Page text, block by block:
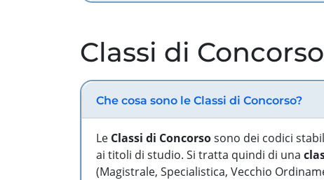
Classi di Concorso
Che cosa sono le Classi di Concorso?
Le Classi di Concorsosono dei codici
ai titoli di studio. Si tratta quindi di una
(Magistrale, Specialistica, Vecchio